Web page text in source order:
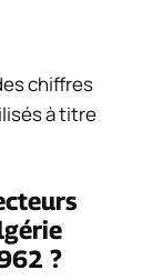
chiffres
à titre
?